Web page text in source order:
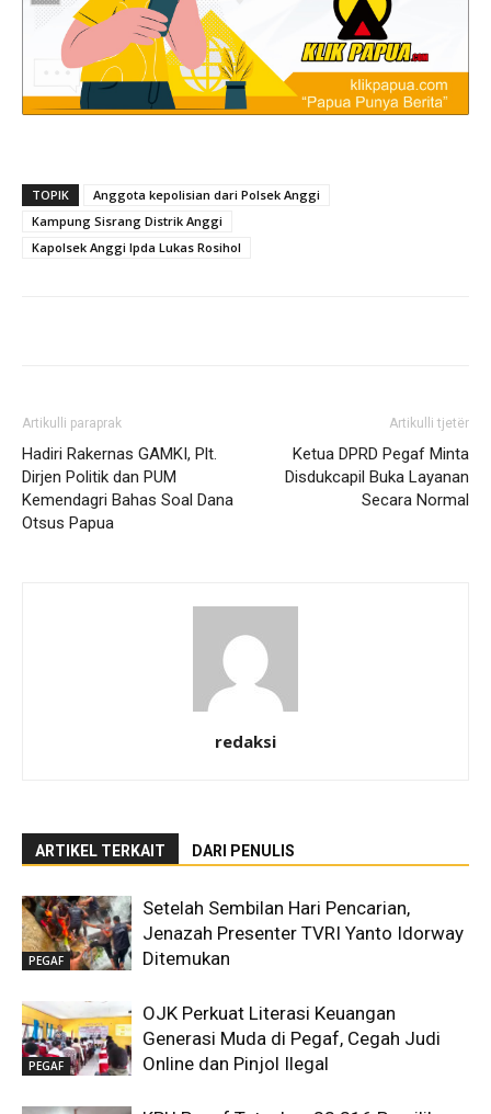
TOPIK
Anggota kepolisian dari Polsek Anggi
Kampung Sisrang Distrik Anggi
Kapolsek Anggi Ipda Lukas Rosihol
Artikulli paraprak
Hadiri Rakernas GAMKI, Plt.
Dirjen Politik dan PUM
Kemendagri Bahas Soal Dana
Otsus Papua
Artikulli tjetër
Ketua DPRD Pegaf Minta
Disdukcapil Buka Layanan
Secara Normal
redaksi
ARTIKEL TERKAIT DARI PENULIS
PEGAF
Setelah Sembilan Hari Pencarian,
Jenazah Presenter TVRI Yanto Idorway
Ditemukan
PEGAF
OJK Perkuat Literasi Keuangan
Generasi Muda di Pegaf, Cegah Judi
Online dan Pinjol Ilegal